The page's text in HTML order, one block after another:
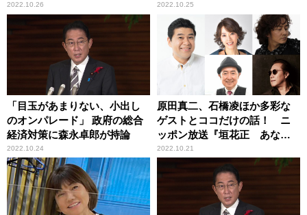
2022.10.26 2022.10.25
「目玉があまりない、小出し
のオンパレード」 政府の総合
経済対策に森永卓郎が持論
2022.10.24
原田真二、石橋凌ほか多彩な
ゲストとココだけの話！ ニ
ッポン放送『垣花正 あなた
とハッピー！』10月24日～27
日も たっぷりインタビュー
2022.10.21